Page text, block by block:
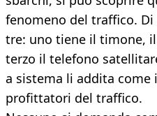
fenomeno del traffico.
tre: uno tiene il timone,
terzo il telefono
a sistema li addita come
profittatori del traffico.